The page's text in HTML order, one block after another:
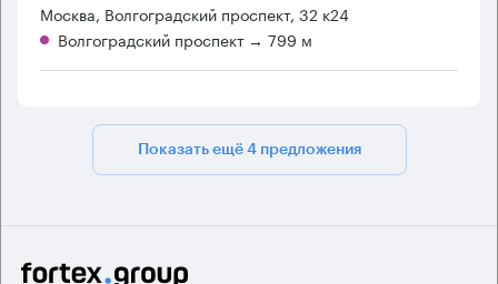
Москва, Волгоградский проспект, 32 к24
Волгоградский проспект → 799 м
Показать ещё 4 предложения